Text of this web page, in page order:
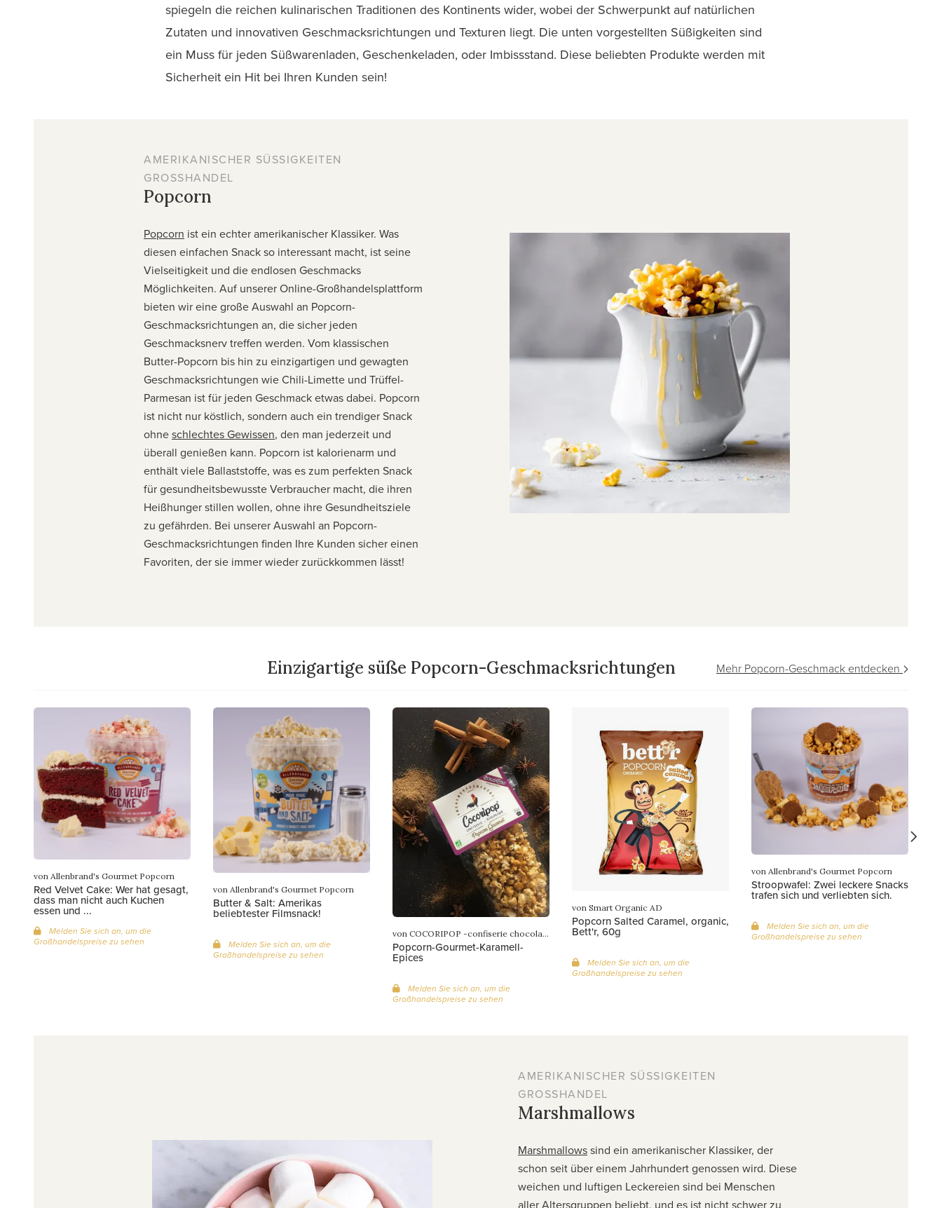
spiegeln die reichen kulinarischen Traditionen des Kontinents wider, wobei der Schwerpunkt auf natürlichen
Zutaten und innovativen Geschmacksrichtungen und Texturen liegt. Die unten vorgestellten Süßigkeiten sind
ein Muss für jeden Süßwarenladen, Geschenkeladen, oder Imbissstand. Diese beliebten Produkte werden mit
Sicherheit ein Hit bei Ihren Kunden sein!
AMERIKANISCHER SÜSSIGKEITEN G
ROSSHANDEL
Popcorn
Popcorn ist ein echter amerikanischer Klassiker. Was
diesen einfachen Snack so interessant macht, ist seine
Vielseitigkeit und die endlosen Geschmacks
Möglichkeiten. Auf unserer Online-Großhandelsplattform
bieten wir eine große Auswahl an Popcorn-
Geschmacksrichtungen an, die sicher jeden
Geschmacksnerv treffen werden. Vom klassischen
Butter-Popcorn bis hin zu einzigartigen und gewagten
Geschmacksrichtungen wie Chili-Limette und Trüffel-
Parmesan ist für jeden Geschmack etwas dabei. Popcorn
ist nicht nur köstlich, sondern auch ein trendiger Snack
ohneschlechtes Gewissen, den man jederzeit und
überall genießen kann. Popcorn ist kalorienarm und
enthält viele Ballaststoffe, was es zum perfekten Snack
für gesundheitsbewusste Verbraucher macht, die ihren
Heißhunger stillen wollen, ohne ihre Gesundheitsziele
zu gefährden. Bei unserer Auswahl an Popcorn-
Geschmacksrichtungen finden Ihre Kunden sicher einen
Favoriten, der sie immer wieder zurückkommen lässt!
Einzigartige süße Popcorn-Geschmacksrichtungen Mehr Popcorn-Geschmack entdecken
von Allenbrand's Gourmet Popcorn
Red Velvet Cake: Wer hat gesagt,
dass man nicht auch Kuchen
essen und ...
Melden Sie sich an, um die
Großhandelspreise zu sehen
von Allenbrand's Gourmet Popcorn
Butter & Salt: Amerikas
beliebtester Filmsnack!
Melden Sie sich an, um die
Großhandelspreise zu sehen
von COCORIPOP -confiserie chocolaterie-
Popcorn-Gourmet-Karamell-
Epices
Melden Sie sich an, um die
Großhandelspreise zu sehen
von Smart Organic AD
Popcorn Salted Caramel, organic,
Bett'r, 60g
Melden Sie sich an, um die
Großhandelspreise zu sehen
von Allenbrand's Gourmet Popcorn
Stroopwafel: Zwei leckere Snacks
trafen sich und verliebten sich.
Melden Sie sich an, um die
Großhandelspreise zu sehen
AMERIKANISCHER SÜSSIGKEITEN G
ROSSHANDEL
Marshmallows
Marshmallowssind ein amerikanischer Klassiker, der
schon seit über einem Jahrhundert genossen wird. Diese
weichen und luftigen Leckereien sind bei Menschen
aller Altersgruppen beliebt, und es ist nicht schwer zu